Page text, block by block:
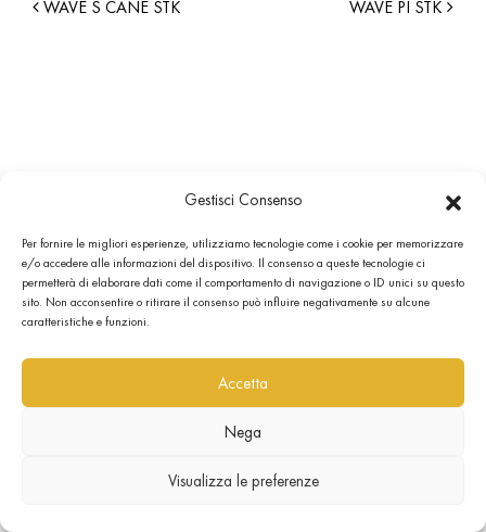
Gestisci Consenso
Per fornire le migliori esperienze, utilizziamo tecnologie come i cookie per memorizzare
e/o accedere alle informazioni del dispositivo. Il consenso a queste tecnologie ci
permetterà di elaborare dati come il comportamento di navigazione o ID unici su questo
sito. Non acconsentire o ritirare il consenso può influire negativamente su alcune
caratteristiche e funzioni.
Accetta
Nega
Visualizza le preferenze
WAVE S CANE STK WAVE PI STK